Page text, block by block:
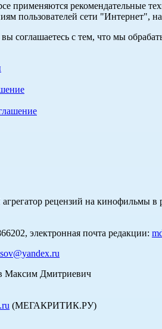
применяются рекомендательные
пользователей сети "Интернет",
соглашаетесь с тем, что мы
рецензий на кинофильмы в
электронная почта редакции:
Максим Дмитриевич
(МЕГАКРИТИК.РУ)